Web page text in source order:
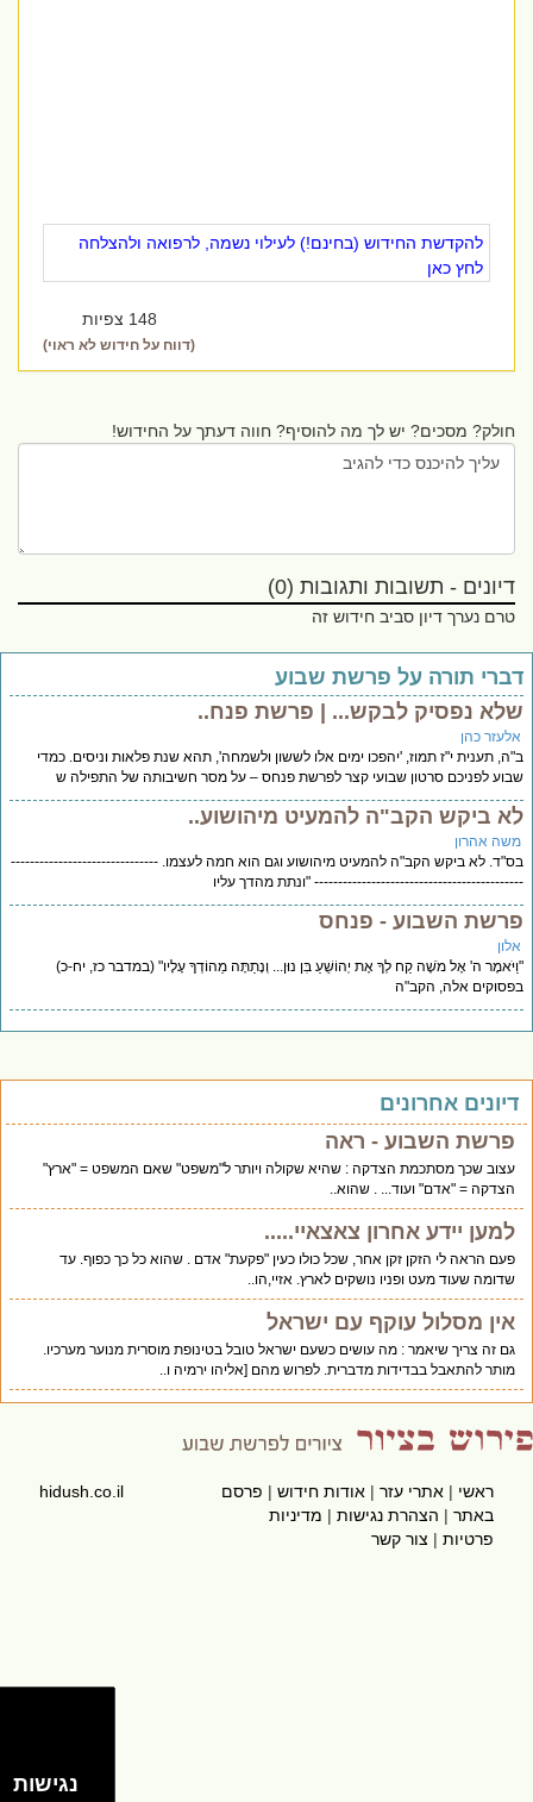
להקדשת החידוש (בחינם!) לעילוי נשמה, לרפואה ולהצלחה
לחץ כאן
148 צפיות
(דווח על חידוש לא ראוי)
חולק? מסכים? יש לך מה להוסיף? חווה דעתך על החידוש!
דיונים - תשובות ותגובות (0)
טרם נערך דיון סביב חידוש זה
תורה על פרשת שבוע
נפסיק לבקש... | פרשת פנח..
כהן
תענית י"ז תמוז, 'יהפכו ימים אלו לששון ולשמחה', תהא שנת פלאות וניסים. כמדי
לפניכם סרטון שבועי קצר לפרשת פנחס – על מסר חשיבותה של התפילה ש
ביקש הקב"ה להמעיט מיהושוע..
אהרון
לא ביקש הקב"ה להמעיט מיהושוע וגם הוא חמה לעצמו. -------------------------------
"ונתת מהדך עליו
השבוע - פנחס
ה' אֶל מֹשֶׁה קַח לְךָ אֶת יְהוֹשֻׁעַ בִּן נוּן... וְנָתַתָּה מֵהוֹדְךָ עָלָיו" (במדבר כז, יח-כ)
אלה, הקב"ה
אחרונים
פרשת השבוע - ראה
עצוב שכך מסתכמת הצדקה : שהיא שקולה ויותר ל"משפט" שאם המשפט = "ארץ"
הצדקה = "אדם" ועוד... . שהוא..
למען יידע אחרון צאצאיי.....
פעם הראה לי הזקן זקן אחר, שכל כולו כעין "פקעת" אדם . שהוא כל כך כפוף. עד
שדומה שעוד מעט ופניו נושקים לארץ. אזיי,הו..
אין מסלול עוקף עם ישראל
גם זה צריך שיאמר : מה עושים כשעם ישראל טובל בטינופת מוסרית מנוער מערכיו.
מותר להתאבל בבדידות מדברית. לפרוש מהם [אליהו ירמיה ו..
ראשי|אתרי עזר|אודות חידוש|פרסם
באתר|הצהרת נגישות|מדיניות
פרטיות|צור קשר
hidush.co.il
נגישות